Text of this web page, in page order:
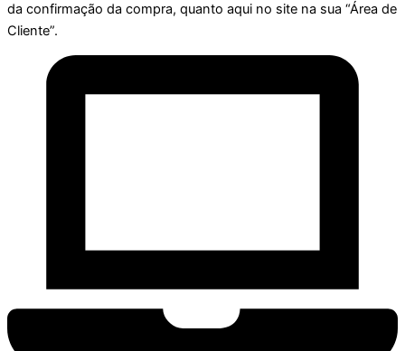
da confirmação da compra, quanto aqui no site na sua “Área de
Cliente”.